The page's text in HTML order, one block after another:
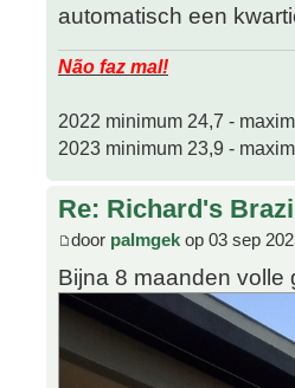
automatisch een
Não faz mal!
2022 minimum 24,7 -
2023 minimum 23,9 -
Re: Richard's
door palmgek op 03 sep
Bijna 8 maanden